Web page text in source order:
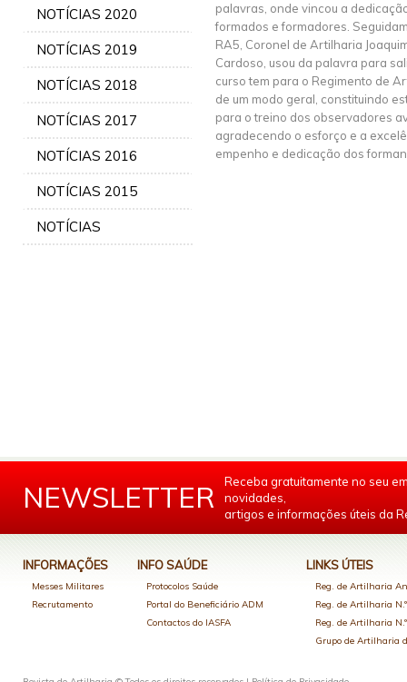
NOTÍCIAS 2020
NOTÍCIAS 2019
NOTÍCIAS 2018
NOTÍCIAS 2017
NOTÍCIAS 2016
NOTÍCIAS 2015
NOTÍCIAS
palavras, onde vincou a
formados e formadores.
RA5, Coronel de Artilharia
Cardoso, usou da palavra para
curso tem para o Regimento de
de um modo geral, constituindo
para o treino dos observadores
agradecendo o esforço e a
empenho e dedicação dos
NEWSLETTER
Receba gratuitamente no seu
novidades,
artigos e informações úteis da
INFORMAÇÕES
Messes Militares
Recrutamento
INFO SAÚDE
Protocolos Saúde
Portal do Beneficiário ADM
Contactos do IASFA
LINKS ÚTEIS
Reg. de Artilharia
Reg. de Artilharia
Reg. de Artilharia
Grupo de Artilharia